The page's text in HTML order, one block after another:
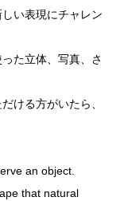
い表現にチャレン
た立体、写真、さ
ける方がいたら、
an object.
that natural